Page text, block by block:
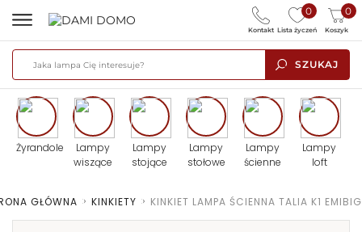
SZUKAJ
0
Lista życzeń
0
Koszyk
Kontakt
Żyrandole
Lampy
wiszące
Lampy
stojące
Lampy
stołowe
Lampy
ścienne
Lampy
loft
GŁÓWNA > KINKIETY > KINKIET LAMPA ŚCIENNA TALIA K1 EMIBIG